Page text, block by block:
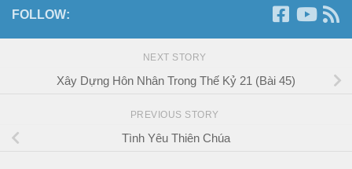
FOLLOW:
NEXT STORY
Xây Dựng Hôn Nhân Trong Thế Kỷ 21 (Bài 45)
PREVIOUS STORY
Tình Yêu Thiên Chúa